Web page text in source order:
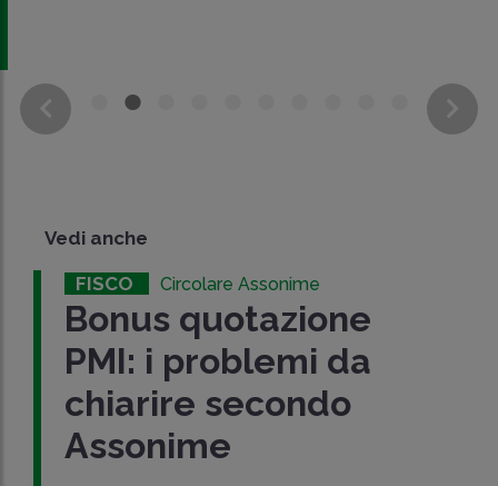
Vedi anche
FISCO Circolare Assonime
Bonus quotazione
PMI: i problemi da
chiarire secondo
Assonime